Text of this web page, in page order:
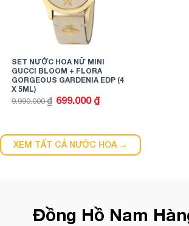
SET NƯỚC HOA NỮ MINI
GUCCI BLOOM + FLORA
GORGEOUS GARDENIA EDP (4
X 5ML)
9.990.000₫ Giá
gốc
699.000 ₫Giá
hiện
XEM TẤT CẢ NƯỚC HOA →
Đồng Hồ Nam